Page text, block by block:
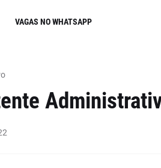
VAGAS NO WHATSAPP